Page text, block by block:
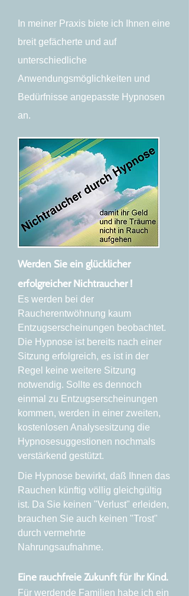
In meiner Praxis biete ich Ihnen eine
breit gefächerte und auf
unterschiedliche
Anwendungsmöglichkeiten und
Bedürfnisse angepasste Hypnosen
an.
Werden Sie ein glücklicher
erfolgreicher Nichtraucher !
Es werden bei der
Raucherentwöhnung kaum
Entzugserscheinungen beobachtet.
Die Hypnose ist bereits nach einer
Sitzung erfolgreich, es ist in der
Regel keine weitere Sitzung
notwendig. Sollte es dennoch
einmal zu Entzugserscheinungen
kommen, werden in einer zweiten,
kostenlosen Analysesitzung die
Hypnosesuggestionen nochmals
verstärkend gestützt.
Die Hypnose bewirkt, daß Ihnen das
Rauchen künftig völlig gleichgültig
ist. Da Sie keinen "Verlust" erleiden,
brauchen Sie auch keinen "Trost"
durch vermehrte
Nahrungsaufnahme.
Eine rauchfreie Zukunft für Ihr Kind.
Für werdende Familien habe ich ein